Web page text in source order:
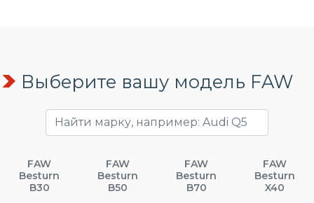
Выберите вашу модель FAW
FAW
Besturn
B30
FAW
Besturn
B50
FAW
Besturn
B70
FAW
Besturn
X40